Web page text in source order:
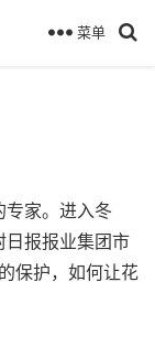
菜单
专家。进入冬
日报报业集团市
保护，如何让花